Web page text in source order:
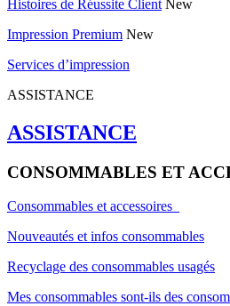
Histoires de Réussite Client New
Impression Premium New
Services d’impression
ASSISTANCE
ASSISTANCE
CONSOMMABLES ET
Consommables et accessoires
Nouveautés et infos consommables
Recyclage des consommables usagés
Mes consommables sont-ils des